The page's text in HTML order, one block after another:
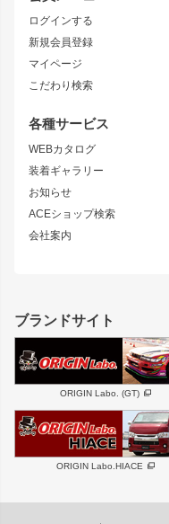
ログインする
新規会員登録
マイページ
こだわり検索
各種サービス
WEBカタログ
装着ギャラリー
お知らせ
ACEショップ検索
会社案内
トレノ
マークX
ニッサン
S15 シルビア
S14 シルビア 後期
S13 シルビア
180SX
シルエイティ
スズキ
GS350
SC
スバル
軽自動車
リアウイング
ジムニーパーツ
ホイール
MUD-S7
MUD-SR7
ボンネット
フェンダー
サイドパーツ
ハイエースパーツ
ホイール
DAYTONA-RS
エアロシリーズ
ブランドサイト
ORIGIN Labo. (GT)
ORIGIN Labo.HIACE